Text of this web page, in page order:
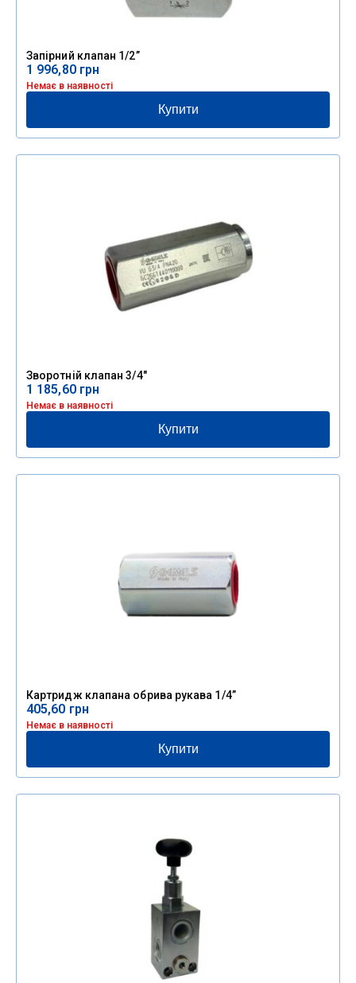
Запірний клапан 1/2”
1 996,80 грн
Немає в наявності
Купити
Зворотній клапан 3/4″
1 185,60 грн
Немає в наявності
Купити
Картридж клапана обрива рукава 1/4”
405,60 грн
Немає в наявності
Купити